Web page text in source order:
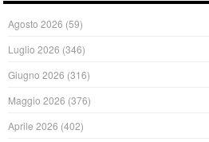
Agosto 2026 (59)
Luglio 2026 (346)
Giugno 2026 (316)
Maggio 2026 (376)
Aprile 2026 (402)